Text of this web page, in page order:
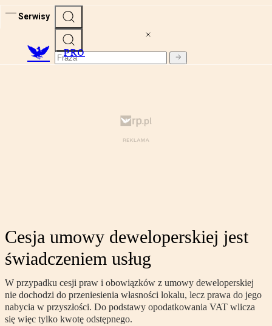
Serwisy
PRO
Cesja umowy deweloperskiej jest
świadczeniem usług
W przypadku cesji praw i obowiązków z umowy deweloperskiej
nie dochodzi do przeniesienia własności lokalu, lecz prawa do jego
nabycia w przyszłości. Do podstawy opodatkowania VAT wlicza
się więc tylko kwotę odstępnego.